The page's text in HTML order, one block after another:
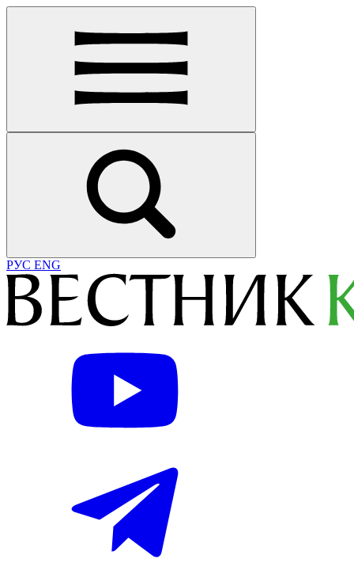
РУС ENG